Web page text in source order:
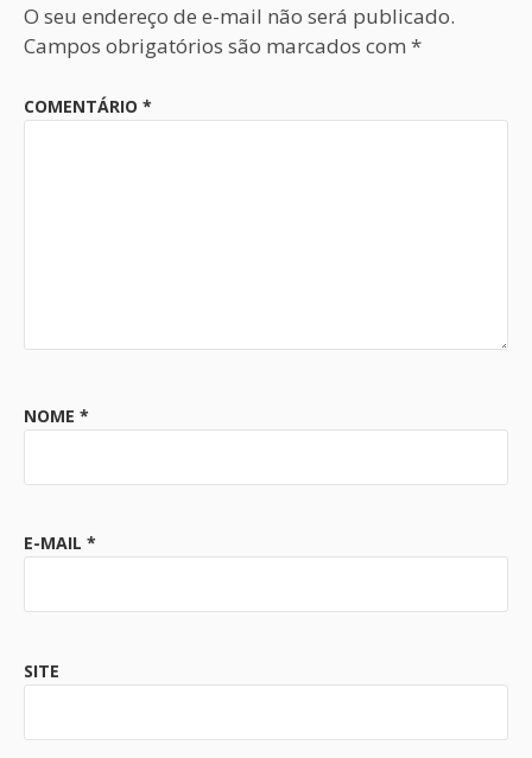
O seu endereço de e-mail não será publicado.
Campos obrigatórios são marcados com *
COMENTÁRIO *
NOME *
E-MAIL *
SITE